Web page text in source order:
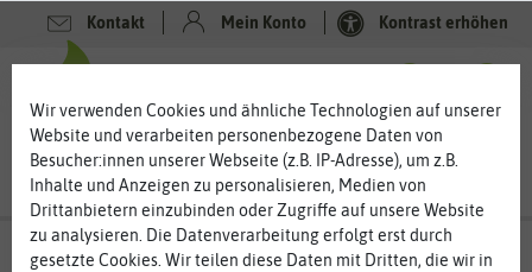
Kontakt Mein Konto Kontrast erhöhen
Wir verwenden Cookies und ähnliche Technologien auf unserer
Website und verarbeiten personenbezogene Daten von
Besucher:innen unserer Webseite (z.B. IP-Adresse), um z.B.
Inhalte und Anzeigen zu personalisieren, Medien von
Drittanbietern einzubinden oder Zugriffe auf unsere Website
zu analysieren. Die Datenverarbeitung erfolgt erst durch
gesetzte Cookies. Wir teilen diese Daten mit Dritten, die wir in